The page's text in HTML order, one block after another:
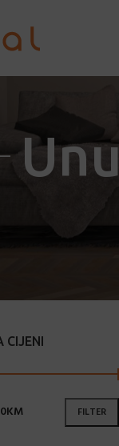
CIJENI
FILTER